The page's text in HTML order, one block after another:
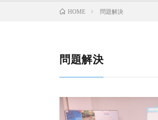
HOME 問題解決
問題解決